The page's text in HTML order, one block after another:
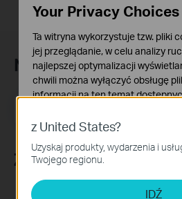
Newsletter
Znajdź nas
z United States?
Uzyskaj produkty, wydarzenia i
Twojego regionu.
IDŹ
Your Privacy Choices
Ta witryna wykorzystuje tzw. pliki
jej przeglądanie, w celu analizy
najlepszej optymalizacji
chwili można wyłączyć obsługę
informacji na ten temat
Podstawowe Cookies
Te pliki cookies niezbędne są do
witryny i nie moga zostać
Cookies dotyczące analizy i